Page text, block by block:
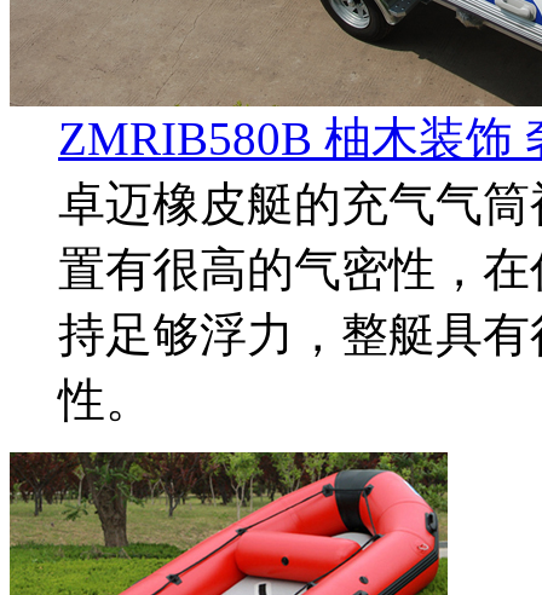
ZMRIB580B 柚木装饰
卓迈橡皮艇的充气气
置有很高的气密性，
持足够浮力，整艇具
性。